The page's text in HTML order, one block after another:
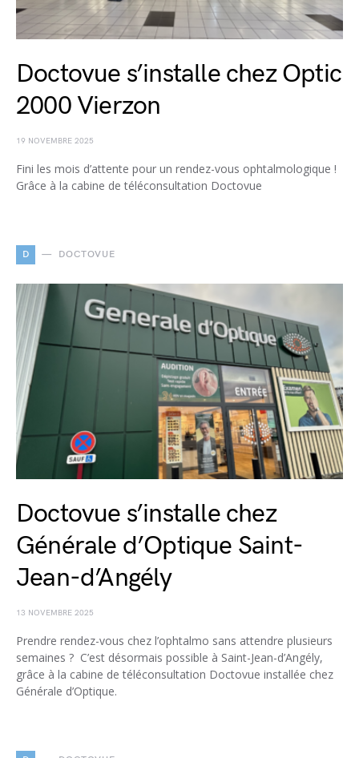
Doctovue s’installe chez Optic
2000 Vierzon
19 NOVEMBRE 2025
Fini les mois d’attente pour un rendez-vous ophtalmologique !
Grâce à la cabine de téléconsultation Doctovue
D DOCTOVUE
Doctovue s’installe chez
Générale d’Optique Saint-
Jean-d’Angély
13 NOVEMBRE 2025
Prendre rendez-vous chez l’ophtalmo sans attendre plusieurs
semaines ? C’est désormais possible à Saint-Jean-d’Angély,
grâce à la cabine de téléconsultation Doctovue installée chez
Générale d’Optique.